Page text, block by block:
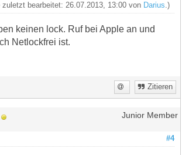
zuletzt bearbeitet: 26.07.2013, 13:00 von Darius .)
keinen lock. Ruf bei Apple an und
Netlockfrei ist.
Zitieren
Junior Member
#4